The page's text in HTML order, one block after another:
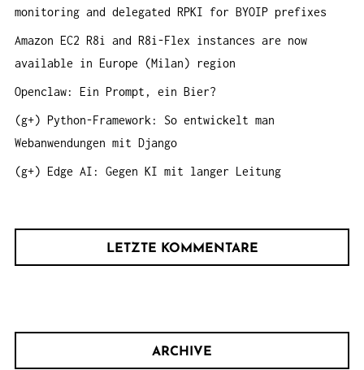
c
h
:
monitoring and delegated RPKI for BYOIP prefixes
Amazon EC2 R8i and R8i-Flex instances are now
available in Europe (Milan) region
Openclaw: Ein Prompt, ein Bier?
(g+) Python-Framework: So entwickelt man
Webanwendungen mit Django
(g+) Edge AI: Gegen KI mit langer Leitung
LETZTE KOMMENTARE
ARCHIVE